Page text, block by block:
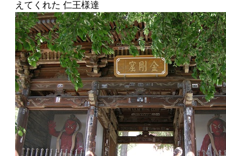
えてくれた 仁王様達